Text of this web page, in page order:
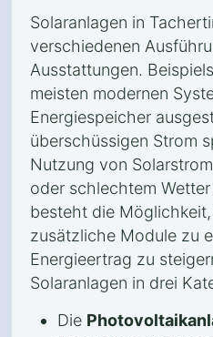
Solaranlagen in
verschiedenen
Ausstattungen.
meisten modernen
Energiespeicher
überschüssigen Strom
Nutzung von
oder schlechtem
besteht die
zusätzliche Module zu
Energieertrag zu
Solaranlagen in drei
Die